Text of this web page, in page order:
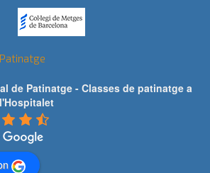
de Patinatge - Classes de patinatge a